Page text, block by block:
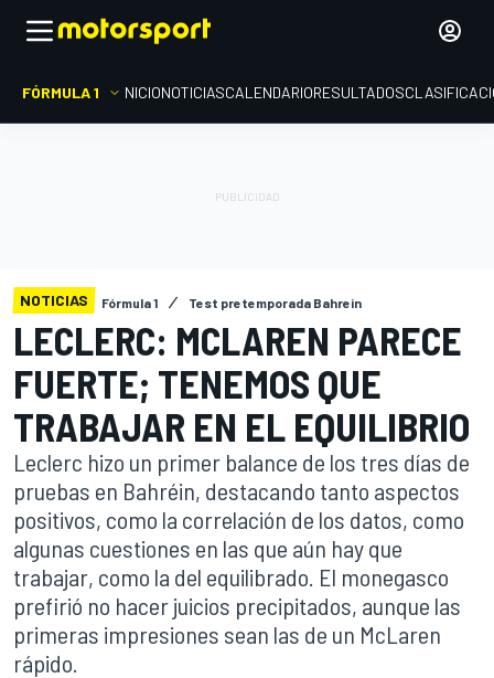
FÓRMULA 1 INICIONOTICIASCALENDARIORESULTADOS
NOTICIAS Fórmula 1 Test pretemporada Bahrein
LECLERC: MCLAREN PARECE
FUERTE; TENEMOS QUE
TRABAJAR EN EL EQUILIBRIO
Leclerc hizo un primer balance de los tres días de
pruebas en Bahréin, destacando tanto aspectos
positivos, como la correlación de los datos, como
algunas cuestiones en las que aún hay que
trabajar, como la del equilibrado. El monegasco
prefirió no hacer juicios precipitados, aunque las
primeras impresiones sean las de un McLaren
rápido.